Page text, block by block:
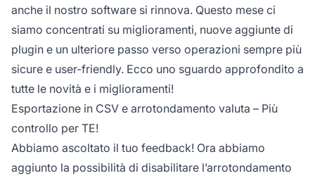
anche il nostro software si rinnova. Questo mese ci
siamo concentrati su miglioramenti, nuove aggiunte di
plugin e un ulteriore passo verso operazioni sempre più
sicure e user-friendly. Ecco uno sguardo approfondito a
tutte le novità e i miglioramenti!
Esportazione in CSV e arrotondamento valuta – Più
controllo per TE!
Abbiamo ascoltato il tuo feedback! Ora abbiamo
aggiunto la possibilità di disabilitare l’arrotondamento